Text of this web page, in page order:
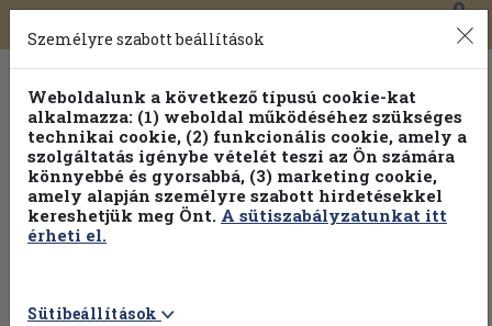
Toggle
navigation
0
Személyre szabott beállítások
Weboldalunk a következő típusú cookie-kat
alkalmazza: (1) weboldal működéséhez szükséges
technikai cookie, (2) funkcionális cookie, amely a
szolgáltatás igénybe vételét teszi az Ön számára
könnyebbé és gyorsabbá, (3) marketing cookie,
amely alapján személyre szabott hirdetésekkel
kereshetjük meg Önt. A sütiszabályzatunkat itt
érheti el.
Sütibeállítások